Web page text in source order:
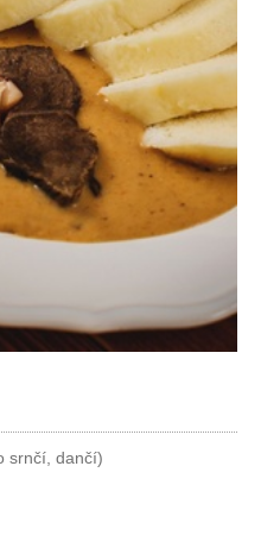
srnčí, dančí)